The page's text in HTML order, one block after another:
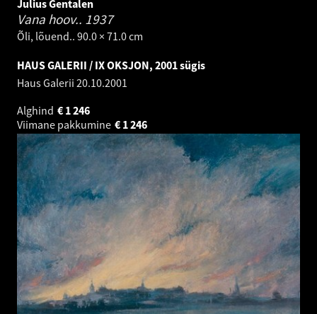
Julius Gentalen
Vana hoov.. 1937
Õli, lõuend.. 90.0 × 71.0 cm
HAUS GALERII / IX OKSJON, 2001 sügis
Haus Galerii 20.10.2001
Alghind
1 246
€
Viimane pakkumine
1 246
€